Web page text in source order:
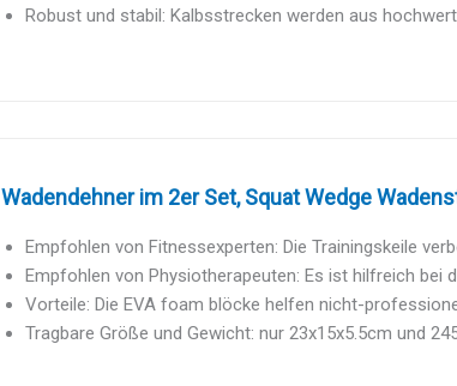
Robust und stabil: Kalbsstrecken werden aus
Wadendehner im 2er Set, Squat Wedge
Empfohlen von Fitnessexperten: Die Trainingskeile
Empfohlen von Physiotherapeuten: Es ist hilfreich bei
Vorteile: Die EVA foam blöcke helfen nicht-
Tragbare Größe und Gewicht: nur 23x15x5.5cm und